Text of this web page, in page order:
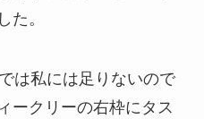
た。
は私には足りないので
ークリーの右枠にタス